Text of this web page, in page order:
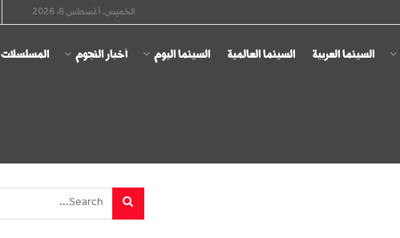
الخميس, أغسطس 6, 2026
السينما العربية السينما العالمية السينما اليوم أخبار النجوم المسلسلات